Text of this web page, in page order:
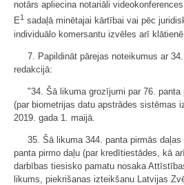
notārs apliecina notariāli
E1 sadaļā minētajai kārtībai vai pēc
individuālo komersantu izvēles arī
7. Papildināt pārejas noteikumus ar
redakcijā:
"34. Šā likuma grozījumi par 76. panta
(par biometrijas datu apstrādes sistēmas
2019. gada 1. maijā.
35. Šā likuma 344. panta pirmās daļas
panta pirmo daļu (par kredītiestādes, kā
darbības tiesisko pamatu nosaka
likums, piekrišanas izteikšanu Latvijas